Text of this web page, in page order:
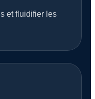
et fluidifier les